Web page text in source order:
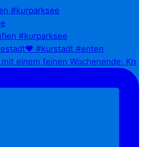
#kurparksee
einem feinen Wochenende: Kn